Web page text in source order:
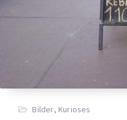
Bilder, Kurioses